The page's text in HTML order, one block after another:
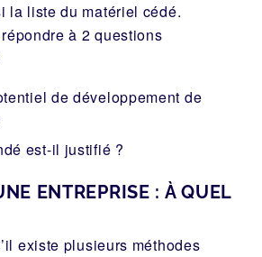
la liste du matériel cédé.
à 2 questions
de développement de
est-il justifié ?
ENTREPRISE : À QUEL
existe plusieurs méthodes